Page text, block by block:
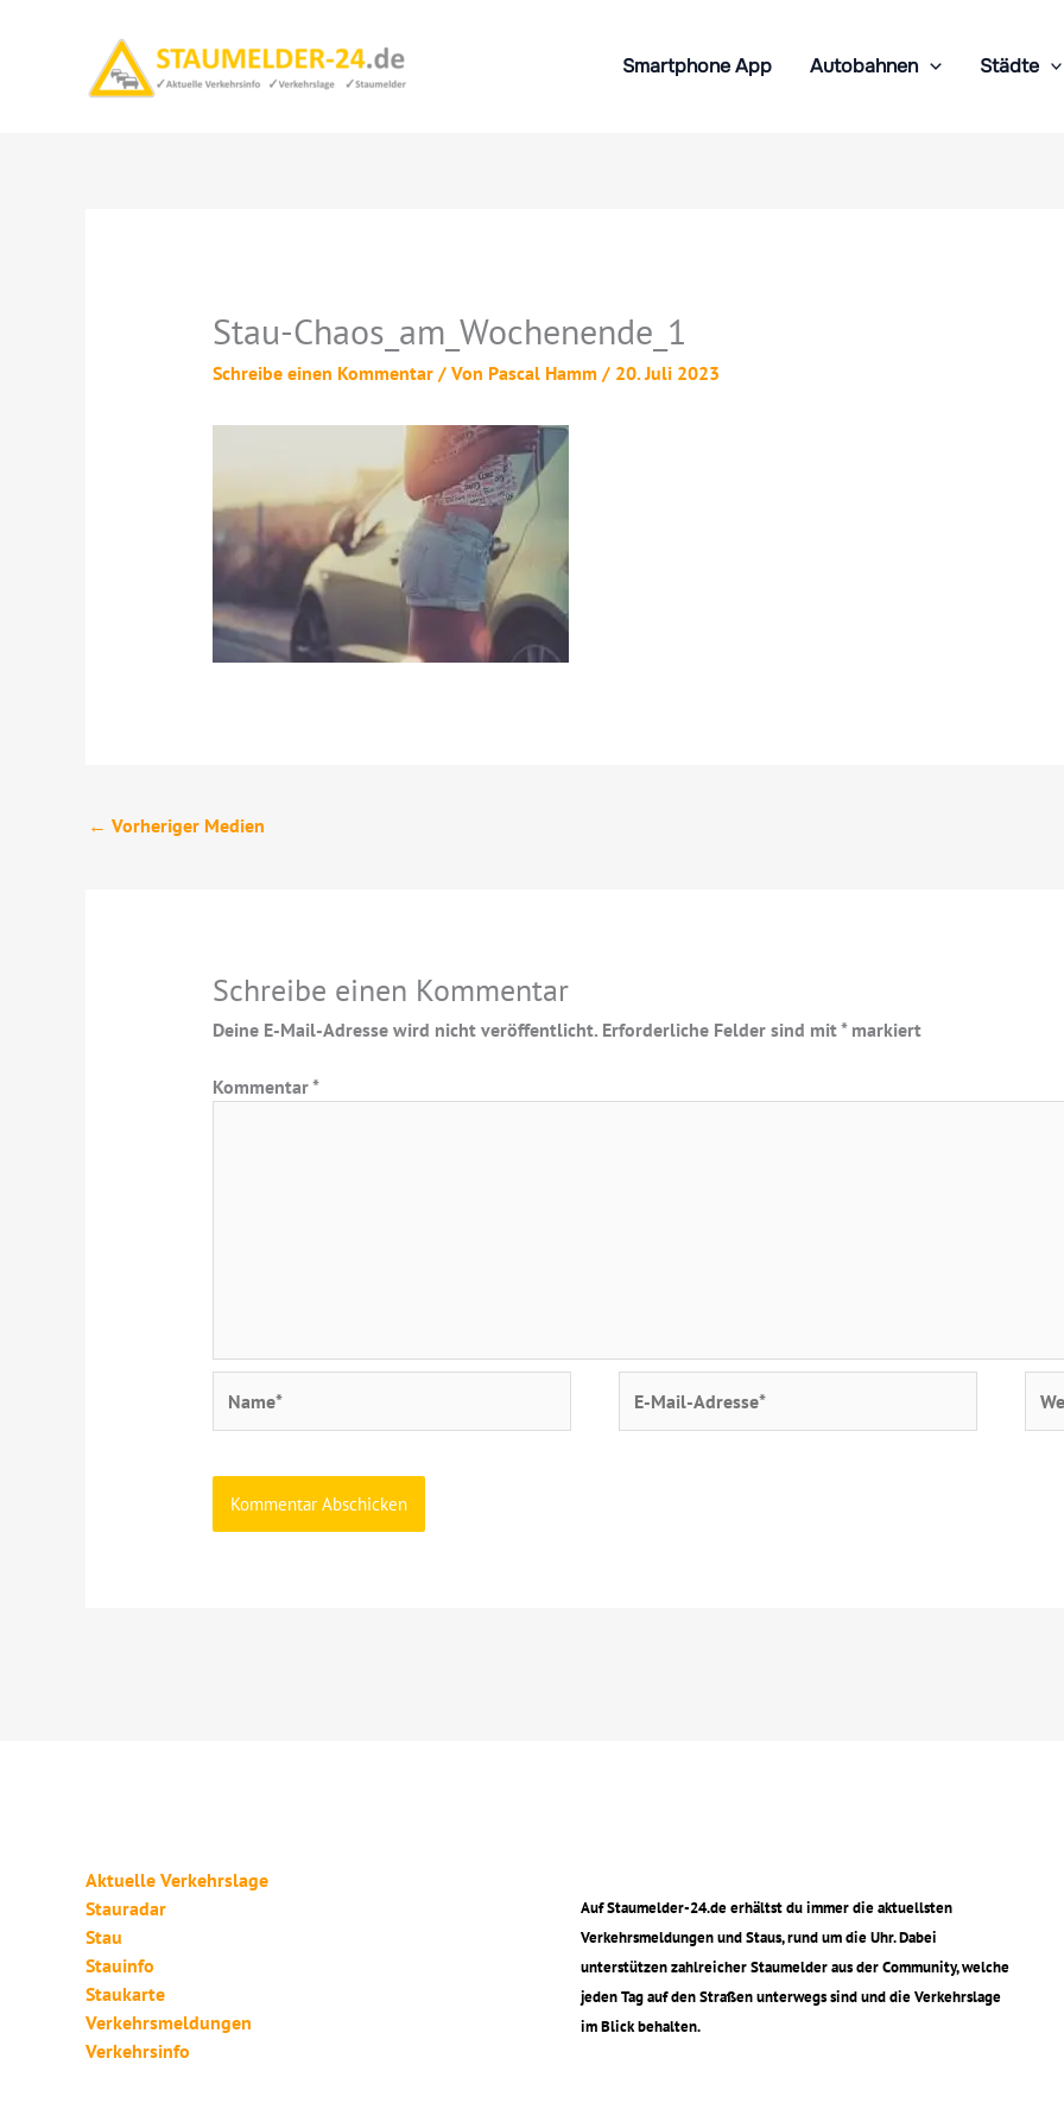
Smartphone App Autobahnen Städte
Stau-Chaos_am_Wochenende_1
Schreibe einen Kommentar / Von Pascal Hamm / 20. Juli 2023
← Vorheriger Medien
Schreibe einen Kommentar
Deine E-Mail-Adresse wird nicht veröffentlicht. Erforderliche Felder sind mit*markiert
Kommentar*
Mail-
Aktuelle Verkehrslage
Stauradar
Stau
Stauinfo
Staukarte
Verkehrsmeldungen
Verkehrsinfo
Auf Staumelder-24.de erhältst du immer die aktuellsten
Verkehrsmeldungen und Staus, rund um die Uhr. Dabei
unterstützen zahlreicher Staumelder aus der Community, welche
jeden Tag auf den Straßen unterwegs sind und die Verkehrslage
im Blick behalten.